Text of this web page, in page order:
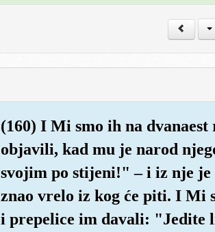
(160) I Mi smo ih na
objavili, kad mu je narod
svojim po stijeni!" – i iz nje
znao vrelo iz kog će piti. I Mi
i prepelice im davali: "Jedite